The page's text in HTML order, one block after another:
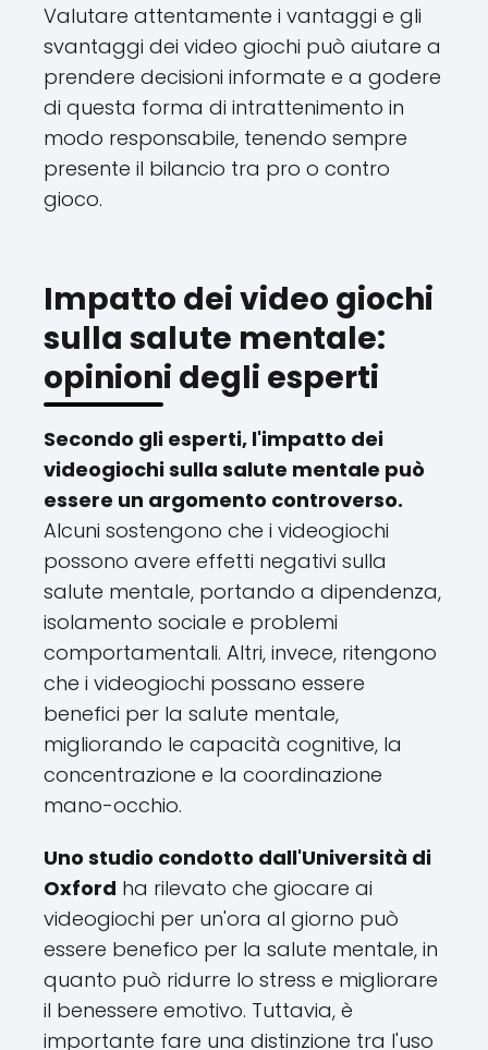
Valutare attentamente i vantaggi e gli
svantaggi dei video giochi può aiutare a
prendere decisioni informate e a godere
di questa forma di intrattenimento in
modo responsabile, tenendo sempre
presente il bilancio tra pro o contro
gioco.
Impatto dei video giochi
sulla salute mentale:
opinioni degli esperti
Secondo gli esperti, l'impatto dei
videogiochi sulla salute mentale può
essere un argomento controverso.
Alcuni sostengono che i videogiochi
possono avere effetti negativi sulla
salute mentale, portando a dipendenza,
isolamento sociale e problemi
comportamentali. Altri, invece, ritengono
che i videogiochi possano essere
benefici per la salute mentale,
migliorando le capacità cognitive, la
concentrazione e la coordinazione
mano-occhio.
Uno studio condotto dall'Università di
Oxford ha rilevato che giocare ai
videogiochi per un'ora al giorno può
essere benefico per la salute mentale, in
quanto può ridurre lo stress e migliorare
il benessere emotivo. Tuttavia, è
importante fare una distinzione tra l'uso